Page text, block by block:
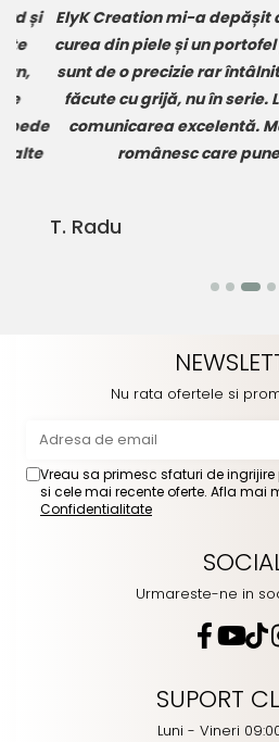
T. Radu
ElyK Creation mi-a depășit
curea din pieleși unportofel
sunt de o precizie rar întâlnită.
făcute cu grijă, nu în serie.
comunicarea excelentă. Mă
românesc care pune
Nu rata ofertele si
Vreau sa primesc sfaturi de
si cele mai recente oferte. Afla mai
Confidentialitate
Urmareste-ne in
SUPORT
Luni - Vineri